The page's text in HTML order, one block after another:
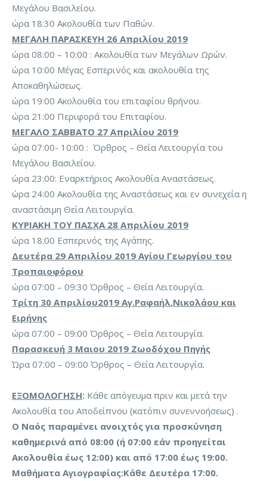
Μεγάλου Βασιλείου.
ώρα 18:30 Ακολουθία των Παθών.
ΜΕΓΑΛΗ ΠΑΡΑΣΚΕΥΗ 26 Απριλίου 2019
ώρα 08:00 – 10:00 : Ακολουθία των Μεγάλων Ωρών.
ώρα 10:00 Μέγας Εσπερινός και ακολουθία της
Αποκαθηλώσεως.
ώρα 19:00 Ακολουθία του επιταφίου θρήνου.
ώρα 21:00 Περιφορά του Επιταφίου.
ΜΕΓΑΛΟ ΣΑΒΒΑΤΟ 27 Απριλίου 2019
ώρα 07:00- 10:00 : Όρθρος – Θεία Λειτουργία του
Μεγάλου Βασιλείου.
ώρα 23:00: Εναρκτήριος Ακολουθία Αναστάσεως.
ώρα 24:00 Ακολουθία της Αναστάσεως και εν συνεχεία η
αναστάσιμη Θεία Λειτουργία.
ΚΥΡΙΑΚΗ ΤΟΥ ΠΑΣΧΑ 28 Απριλίου 2019
ώρα 18:00 Εσπερινός της Αγάπης.
Δευτέρα 29 Απριλίου 2019 Αγίου Γεωργίου του
Τροπαιοφόρου
ώρα 07:00 – 09:30 Όρθρος – Θεία Λειτουργία.
Τρίτη 30 Απριλίου2019 Αγ.Ραφαήλ,Νικολάου και
Ειρήνης
ώρα 07:00 – 09:00 Όρθρος – Θεία Λειτουργία.
Παρασκευή 3 Μαιου 2019 Ζωοδόχου Πηγής
Ώρα 07:00 – 09:00 Όρθρος – Θεία Λειτουργία.
ΕΞΟΜΟΛΟΓΗΣΗ: Κάθε απόγευμα πριν και μετά την
Ακολουθία του Αποδείπνου (κατόπιν συνεννοήσεως) .
Ο Ναός παραμένει ανοιχτός για προσκύνηση
καθημερινά από 08:00 (ή 07:00 εάν προηγείται
Ακολουθία έως 12:00) και από 17:00 έως 19:00.
Μαθήματα Αγιογραφίας:Κάθε Δευτέρα 17:00.